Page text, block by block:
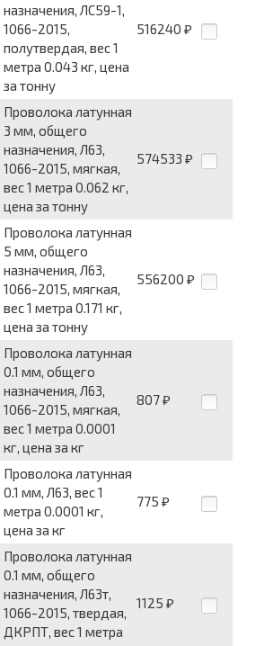
назначения, ЛС59-1,
1066-2015,
полутвердая, вес 1
метра 0.043 кг, цена
за тонну
516240 ₽
Проволока латунная
3 мм, общего
назначения, Л63,
1066-2015, мягкая,
вес 1 метра 0.062 кг,
цена за тонну
574533 ₽
Проволока латунная
5 мм, общего
назначения, Л63,
1066-2015, мягкая,
вес 1 метра 0.171 кг,
цена за тонну
556200 ₽
Проволока латунная
0.1 мм, общего
назначения, Л63,
1066-2015, мягкая,
вес 1 метра 0.0001
кг, цена за кг
807 ₽
Проволока латунная
0.1 мм, Л63, вес 1
метра 0.0001 кг,
цена за кг
775 ₽
Проволока латунная
0.1 мм, общего
назначения, Л63т,
1066-2015, твердая,
ДКРПТ, вес 1 метра
1125 ₽